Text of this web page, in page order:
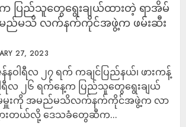
ပြည်သူတွေရွေးချယ်ထားတဲ့ ရာအိမ်
မည်မသိ လက်နက်ကိုင်အဖွဲ့က ဖမ်းဆီး
27, 2023
နဝါရီလ ၂၇ ရက် ကချင်ပြည်နယ်၊ ဖားကန့်
ါရီလ ၂၆ ရက်နေ့က ပြည်သူတွေရွေးချယ်
မ်မှူးကို အမည်မသိလက်နက်ကိုင်အဖွဲ့က လာ
ားတယ်လို့ ဒေသခံတွေဆီက...